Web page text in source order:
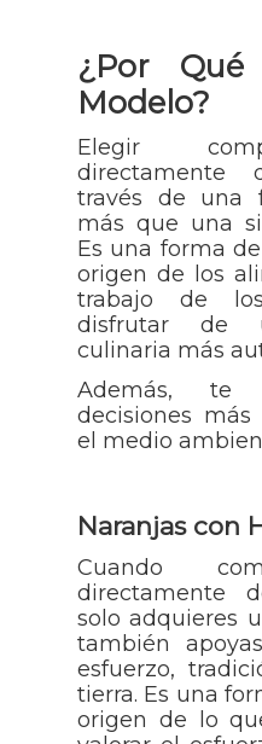
¿Por
Modelo?
Elegir
directamente
través de una
más que una
Es una forma
origen de los
trabajo de
disfrutar de
culinaria más
Además, te
decisiones más
el medio
Naranjas con
Cuando
directamente
solo adquieres
también
esfuerzo,
tierra. Es una
origen de lo